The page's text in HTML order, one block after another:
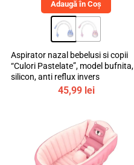
Adaugă în Coș
Aspirator nazal bebelusi si copii
“Culori Pastelate”, model bufnita,
silicon, anti reflux invers
45,99 lei